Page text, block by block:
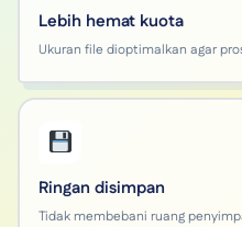
Lebih hemat kuota
Ukuran file dioptimalkan agar
Ringan disimpan
Tidak membebani ruang